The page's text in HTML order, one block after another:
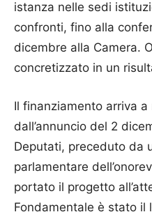
istanza nelle sedi
confronti, fino alla
dicembre alla Camera.
concretizzato in un
Il finanziamento arriva
dall’annuncio del 2
Deputati, preceduto da
parlamentare
portato il progetto
Fondamentale è stato il